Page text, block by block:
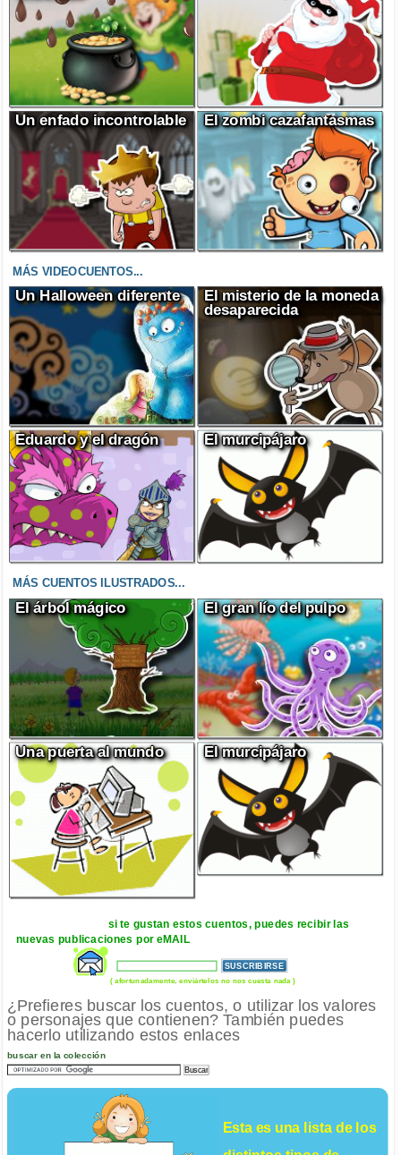
Un enfado incontrolable El zombi cazafantasmas
MÁS VIDEOCUENTOS...
Un Halloween diferente
El misterio de la moneda
desaparecida
Eduardo y el dragón El murcipájaro
MÁS CUENTOS ILUSTRADOS...
El árbol mágico El gran lío del pulpo
Una puerta al mundo El murcipájaro
si te gustan estos cuentos, puedes recibir las
nuevas publicaciones por eMAIL
( afortunadamente, enviártelos no nos cuesta nada )
¿Prefieres buscar los cuentos, o utilizar los valores
o personajes que contienen? También puedes
hacerlo utilizando estos enlaces
buscar en la colección
Esta es una lista de los